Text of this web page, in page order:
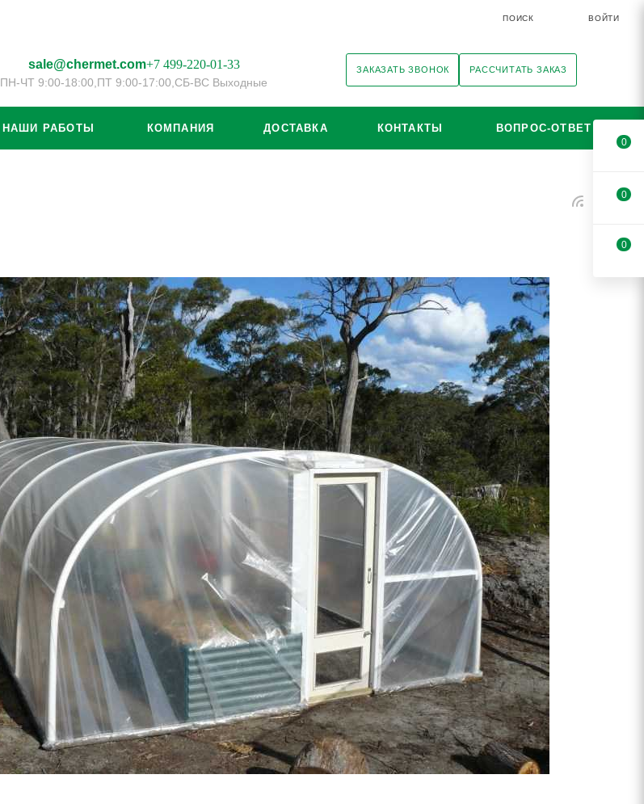
ПОИСК ВОЙТИ
sale@chermet.com+7 499-220-01-33
ПН-ЧТ 9:00-18:00, ПТ 9:00-17:00, СБ-ВС Выходные
ЗАКАЗАТЬ ЗВОНОК РАССЧИТАТЬ ЗАКАЗ
НАШИ РАБОТЫ КОМПАНИЯ ДОСТАВКА КОНТАКТЫ ВОПРОС-ОТВЕТ
0
0
0